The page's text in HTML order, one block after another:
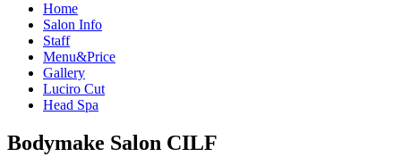
Home
Salon Info
Staff
Menu&Price
Gallery
Luciro Cut
Head Spa
Bodymake Salon CILF